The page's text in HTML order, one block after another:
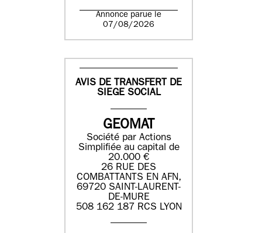
Annonce parue le
07/08/2026
AVIS DE TRANSFERT DE
SIEGE SOCIAL
GEOMAT
Société par Actions
Simplifiée au capital de
20.000 €
26 RUE DES
COMBATTANTS EN AFN,
69720 SAINT-LAURENT-
DE-MURE
508 162 187 RCS LYON